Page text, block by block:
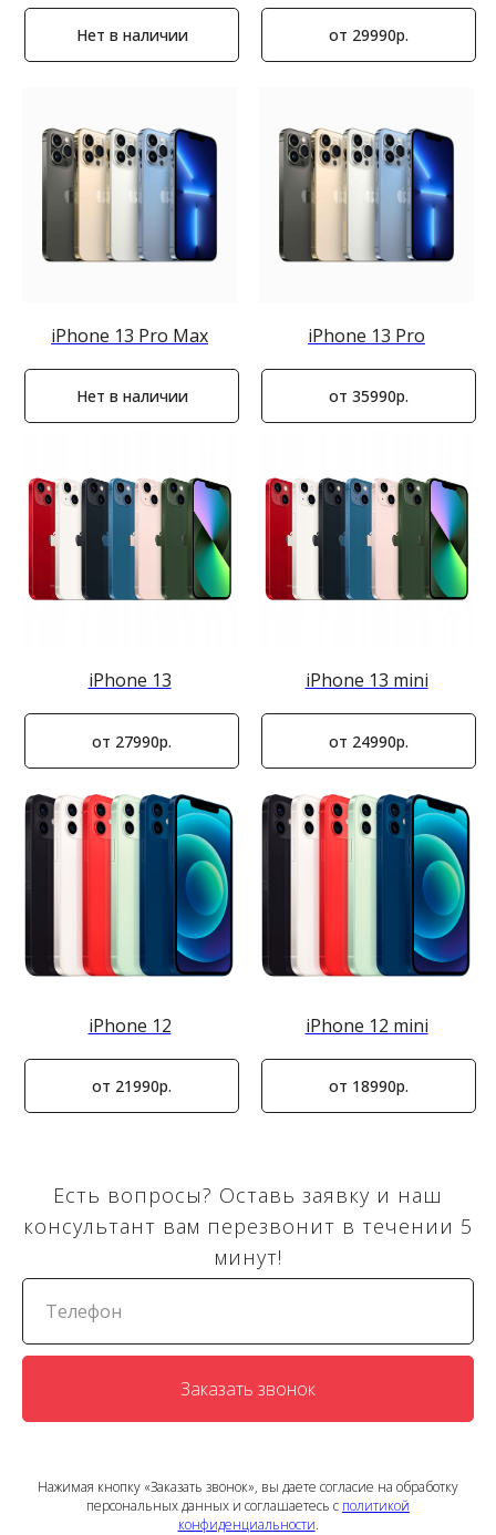
Нет в наличии от 29990р.
iPhone 13 Pro Max
Нет в наличии
iPhone 13 Pro
от 35990р.
iPhone 13
от 27990р.
iPhone 13 mini
от 24990р.
iPhone 12
от 21990р.
iPhone 12 mini
от 18990р.
Есть вопросы? Оставь заявку и наш
консультант вам перезвонит в течении 5
минут!
Заказать звонок
Нажимая кнопку «Заказать звонок», вы даете согласие на обработку
персональных данных и соглашаетесь c политикой
конфиденциальности.